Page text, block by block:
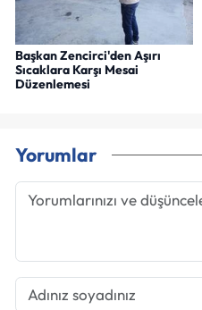
Başkan Zencirci'den Aşırı
Sıcaklara Karşı Mesai
Düzenlemesi
Yorumlar